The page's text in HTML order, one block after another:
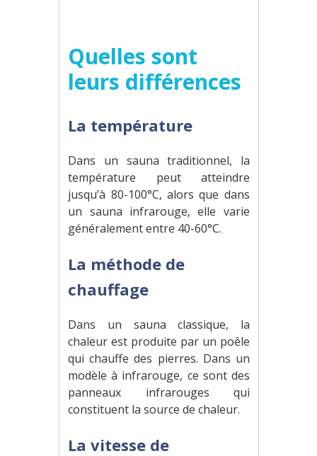
Quelles sont
leurs différences
La température
Dans un sauna traditionnel, la
température peut atteindre
jusqu’à 80-100°C, alors que dans
un sauna infrarouge, elle varie
généralement entre 40-60°C.
La méthode de
chauffage
Dans un sauna classique, la
chaleur est produite par un poêle
qui chauffe des pierres. Dans un
modèle à infrarouge, ce sont des
panneaux infrarouges qui
constituent la source de chaleur.
La vitesse de